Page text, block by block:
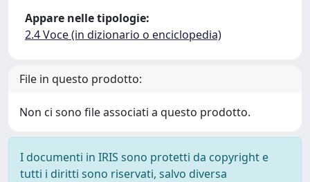
Appare nelle tipologie:
2.4 Voce (in dizionario o enciclopedia)
File in questo prodotto:
Non ci sono file associati a questo prodotto.
I documenti in IRIS sono protetti da copyright e
tutti i diritti sono riservati, salvo diversa